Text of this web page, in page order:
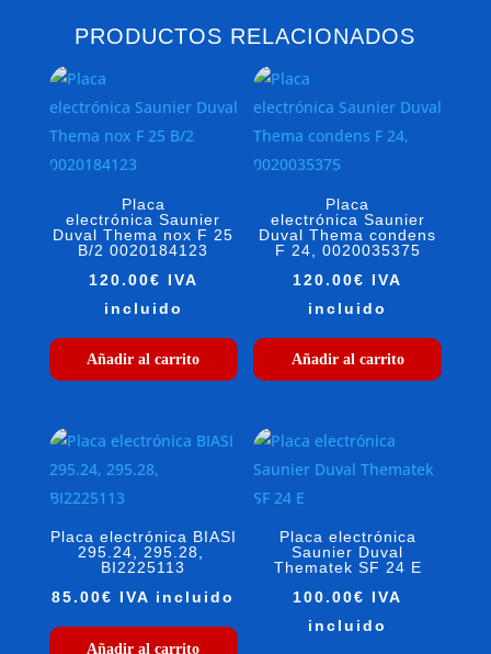
PRODUCTOS RELACIONADOS
Placa
electrónica Saunier
Duval Thema nox F 25
B/2 0020184123
120.00€ IVA
incluido
Añadir al carrito
Placa
electrónica Saunier
Duval Thema condens
F 24, 0020035375
120.00€ IVA
incluido
Añadir al carrito
Placa electrónica BIASI
295.24, 295.28,
BI2225113
85.00€ IVA incluido
Añadir al carrito
Placa electrónica
Saunier Duval
Thematek SF 24 E
100.00€ IVA
incluido